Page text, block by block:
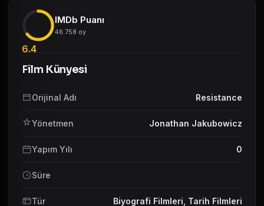
6.4
IMDb Puanı
46.758 oy
Film Künyesi
Orijinal Adı Resistance
Yönetmen Jonathan Jakubowicz
Yapım Yılı 0
Süre
Tür Biyografi Filmleri Tarih Filmleri